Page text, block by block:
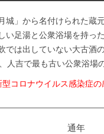
城」から名付けられた蔵
い足湯と公衆浴場を持っ
では出していない大古酒
人吉で最も古い公衆浴場
コロナウイルス感染症
通年